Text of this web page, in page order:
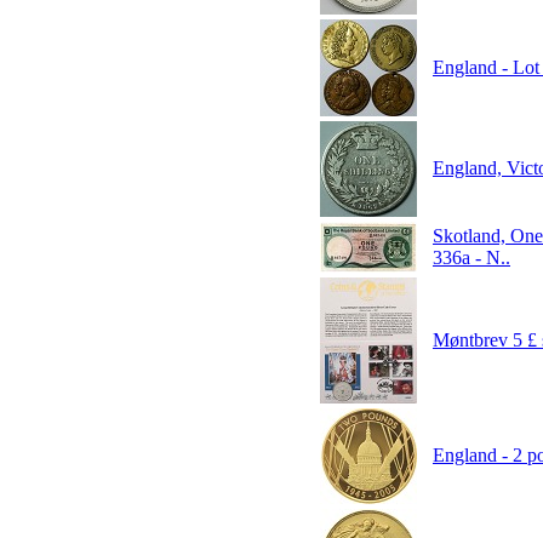
England - Lot
England,
Skotland,
336a - N..
Møntbrev 5 £
England - 2